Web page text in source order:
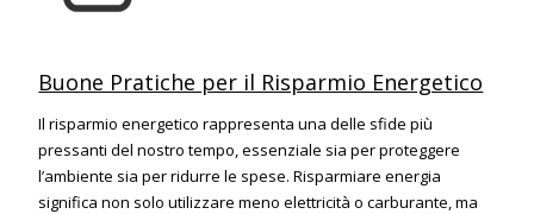
Buone Pratiche per il Risparmio Energetico
Il risparmio energetico rappresenta una delle sfide più
pressanti del nostro tempo, essenziale sia per proteggere
l’ambiente sia per ridurre le spese. Risparmiare energia
significa non solo utilizzare meno elettricità o carburante, ma